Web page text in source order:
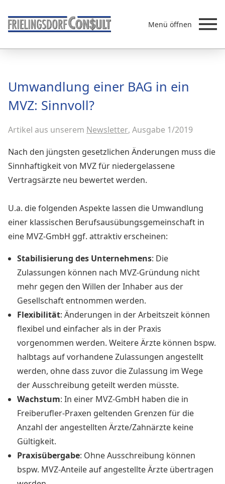
Menü öffnen
Beratung
Akademie
MVZ/Ärztenetze
Über uns
Newsletter & Presse
Umwandlung einer BAG in ein
MVZ: Sinnvoll?
Artikel aus unserem Newsletter, Ausgabe 1/2019
Nach den jüngsten gesetzlichen Änderungen muss die
Sinnhaftigkeit von MVZ für niedergelassene
Vertragsärzte neu bewertet werden.
U.a. die folgenden Aspekte lassen die Umwandlung
einer klassischen Berufsausübungsgemeinschaft in
eine MVZ-GmbH ggf. attraktiv erscheinen:
Stabilisierung des Unternehmens: Die
Zulassungen können nach MVZ-Gründung nicht
mehr gegen den Willen der Inhaber aus der
Gesellschaft entnommen werden.
Flexibilität: Änderungen in der Arbeitszeit können
flexibel und einfacher als in der Praxis
vorgenommen werden. Weitere Ärzte können bspw.
halbtags auf vorhandene Zulassungen angestellt
werden, ohne dass zuvor die Zulassung im Wege
der Ausschreibung geteilt werden müsste.
Wachstum: In einer MVZ-GmbH haben die in
Freiberufler-Praxen geltenden Grenzen für die
Anzahl der angestellten Ärzte/Zahnärzte keine
Gültigkeit.
Praxisübergabe: Ohne Ausschreibung können
bspw. MVZ-Anteile auf angestellte Ärzte übertragen